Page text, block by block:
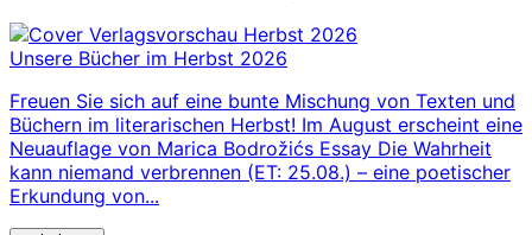
Unsere Bücher im Herbst 2026
Freuen Sie sich auf eine bunte Mischung von Texten und
Büchern im literarischen Herbst! Im August erscheint eine
Neuauflage von Marica Bodrožićs Essay Die Wahrheit
kann niemand verbrennen (ET: 25.08.) – eine poetischer
Erkundung von...